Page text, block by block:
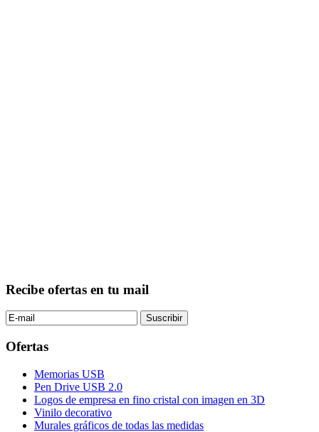
Recibe ofertas en tu mail
Ofertas
Memorias USB
Pen Drive USB 2.0
Logos de empresa en fino cristal con imagen en 3D
Vinilo decorativo
Murales gráficos de todas las medidas